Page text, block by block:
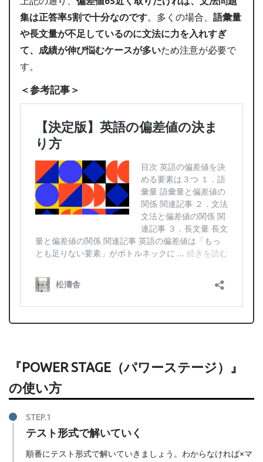
集は正答率5割で十分なのです。多くの場合、語彙量
や長文量が不足しているのに文法に力を入れすぎ
て、成績が伸び悩むケースが多いため注意が必要で
す。
＜参考記事＞
『POWER STAGE（パワーステージ）』
の使い方
テスト形式で解いていく
順番にテスト形式で解いていきましょう。わからなければ×マ